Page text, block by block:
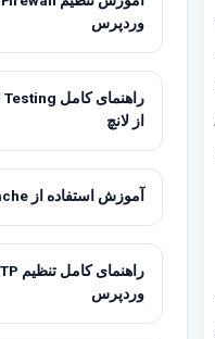
وردپرس
از لانچ
آموزش استفاده از Object Cache در وردپرس
وردپرس